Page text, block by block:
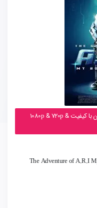
دانلود کارتون سینمایی ربات ای آر آی دوست من با کیفیت 1080p & 720p &